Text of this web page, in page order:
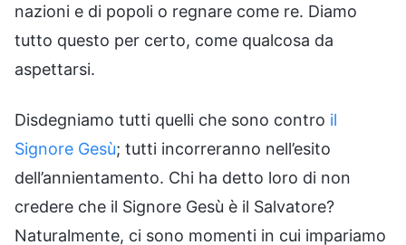
nazioni e di popoli o regnare come re. Diamo
tutto questo per certo, come qualcosa da
aspettarsi.
Disdegniamo tutti quelli che sono contro il
Signore Gesù; tutti incorreranno nell’esito
dell’annientamento. Chi ha detto loro di non
credere che il Signore Gesù è il Salvatore?
Naturalmente, ci sono momenti in cui impariamo